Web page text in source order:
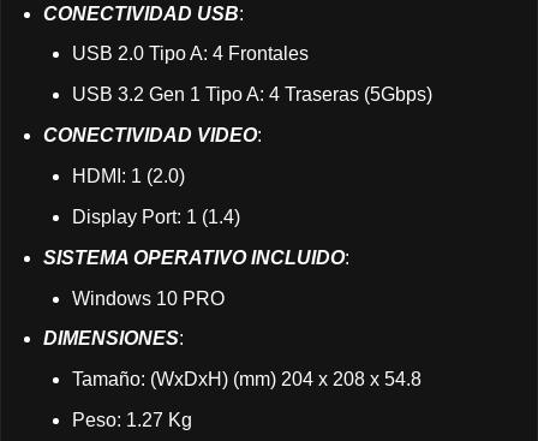
CONECTIVIDAD USB:
USB 2.0 Tipo A: 4 Frontales
USB 3.2 Gen 1 Tipo A: 4 Traseras (5Gbps)
CONECTIVIDAD VIDEO:
HDMI: 1 (2.0)
Display Port: 1 (1.4)
SISTEMA OPERATIVO INCLUIDO:
Windows 10 PRO
DIMENSIONES:
Tamaño: (WxDxH) (mm) 204 x 208 x 54.8
Peso: 1.27 Kg